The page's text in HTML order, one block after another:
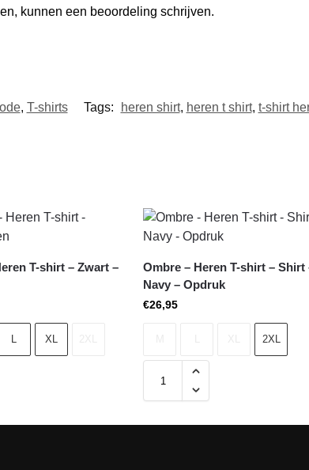
kunnen een beoordeling schrijven.
, T-shirts Tags: heren shirt, heren t shirt, t-shirt
T-shirt – Zwart –
L XL
Ombre – Heren T-shirt – Shirt
Navy – Opdruk
€26,95
2XL